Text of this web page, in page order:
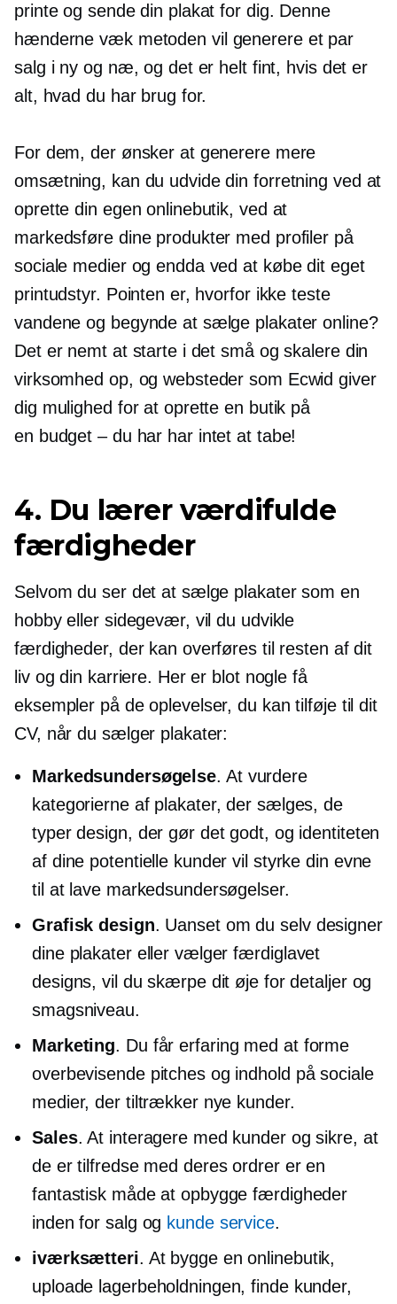
printe og sende din plakat for dig. Denne
hænderne vækmetoden vil generere et par
salg i ny og næ, og det er helt fint, hvis det er
alt, hvad du har brug for.
For dem, der ønsker at generere mere
omsætning, kan du udvide din forretning ved at
oprette din egen onlinebutik, ved at
markedsføre dine produkter med profiler på
sociale medier og endda ved at købe dit eget
printudstyr. Pointen er, hvorfor ikke teste
vandene og begynde at sælge plakater online?
Det er nemt at starte i det små og skalere din
virksomhed op, og websteder som Ecwid giver
dig mulighed for at oprette en butik på
en budget – du har har intet at tabe!
4. Du lærer værdifulde
færdigheder
Selvom du ser det at sælge plakater som en
hobby eller sidegevær, vil du udvikle
færdigheder, der kan overføres til resten af ​​dit
liv og din karriere. Her er blot nogle få
eksempler på de oplevelser, du kan tilføje til dit
CV, når du sælger plakater:
Markedsundersøgelse. At vurdere
kategorierne af plakater, der sælges, de
typer design, der gør det godt, og identiteten
af ​​dine potentielle kunder vil styrke din evne
til at lave markedsundersøgelser.
Grafisk design. Uanset om du selv designer
dine plakater eller vælgerfærdiglavet
designs, vil du skærpe dit øje for detaljer og
smagsniveau.
Marketing. Du får erfaring med at forme
overbevisende pitches og indhold på sociale
medier, der tiltrækker nye kunder.
Sales. At interagere med kunder og sikre, at
de er tilfredse med deres ordrer er en
fantastisk måde at opbygge færdigheder
inden for salg og kunde service.
iværksætteri. At bygge en onlinebutik,
uploade lagerbeholdningen, finde kunder,